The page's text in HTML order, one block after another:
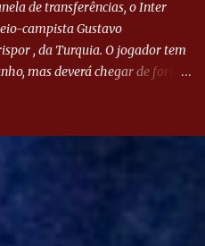
de transferências, o Inter
campista Gustavo
, da Turquia. O jogador tem
mas deverá chegar de forma
Itália, e Ludogorets, da
Caso a negociação seja
Beira-Rio para ser mais uma
de meio-campo. Atualmente, na